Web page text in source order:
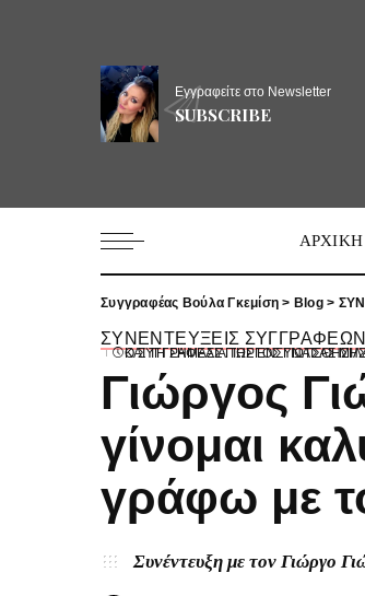
Εγγραφείτε στο Newsletter
SUBSCRIBE
ΑΡΧΙΚΗ
Συγγραφέας Βούλα Γκεμίση > Blog>
ΣΥΝΕΝΤΕΥΞΕΙΣ ΣΥΓΓΡΑΦΕΩΝ
Ο ΣΥΓΓΡΑΦΈΑΣ ΓΙΏΡΓΟΣ ΓΙΏΤΣΑΣ ΜΙΛΆ ΓΙΑ ΤΟ ΒΙΒΛΊΟ «ΤΟ ΞΕΧΩΡΙΣΤΌ ΠΑΙΔΊ», ΤΗ
Γιώργος
γίνομαι
γράφω με
Συνέντευξη με τον Γιώργο